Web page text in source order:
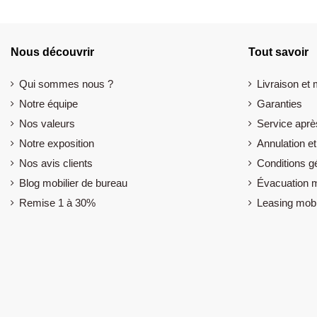
Nous découvrir
Qui sommes nous ?
Notre équipe
Nos valeurs
Notre exposition
Nos avis clients
Blog mobilier de bureau
Remise 1 à 30%
Tout savoir
Livraison et
Garanties
Service
Annulation
Conditions
Évacuation
Leasing